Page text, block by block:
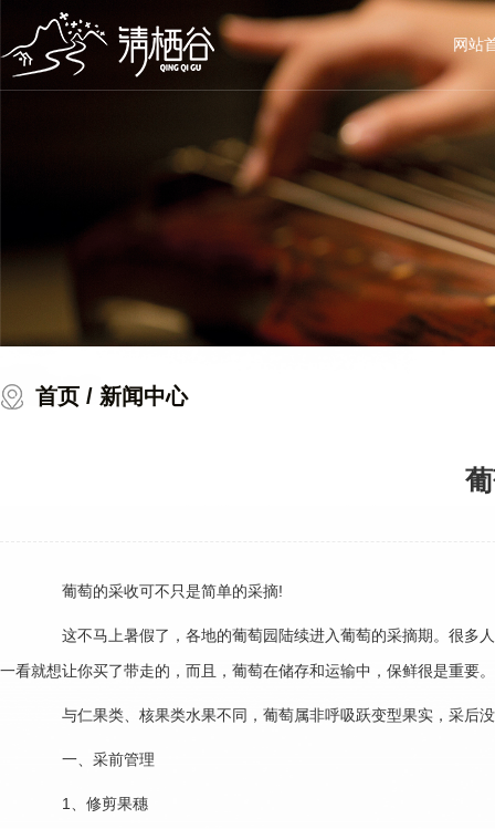
网站
首页 / 新闻中心
葡萄的采收可不只是简单的采摘!
这不马上暑假了，各地的葡萄园陆续进入葡萄的采摘期。很多人
一看就想让你买了带走的，而且，葡萄在储存和运输中，保鲜很是重要
与仁果类、核果类水果不同，葡萄属非呼吸跃变型果实，采后没
一、采前管理
1、修剪果穗